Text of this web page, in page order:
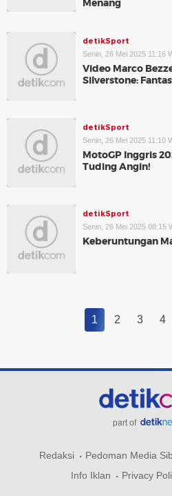
Menang
detikSport
Senin, 26 Mei 2025 11:16
Video Marco
Silverstone:
detikSport
Senin, 26 Mei 2025 11:10
MotoGP Inggris
Tuding Angin!
detikSport
Senin, 26 Mei 2025 08:15
Keberuntungan
1 2 3 4
part of
Redaksi Pedoman Media
Info Iklan
Privacy